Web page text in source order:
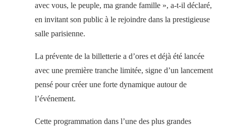
avec vous, le peuple, ma grande famille », a-t-il déclaré,
en invitant son public à le rejoindre dans la prestigieuse
salle parisienne.
La prévente de la billetterie a d’ores et déjà été lancée
avec une première tranche limitée, signe d’un lancement
pensé pour créer une forte dynamique autour de
l’événement.
Cette programmation dans l’une des plus grandes